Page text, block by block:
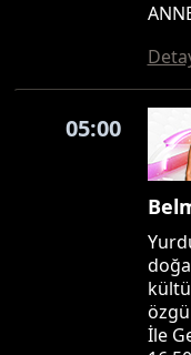
05:00
İle